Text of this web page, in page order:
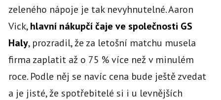
zeleného nápoje je tak nevyhnutelné. Aaron
Vick,hlavní nákupčí čaje ve společnosti GS
Haly, prozradil, že za letošní matchu musela
firma zaplatit až o 75 % více než v minulém
roce. Podle něj se navíc cena bude ještě zvedat
a je jisté, že spotřebitelé si i u levnějších